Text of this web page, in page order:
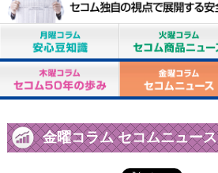
金曜コラム セコムニュース